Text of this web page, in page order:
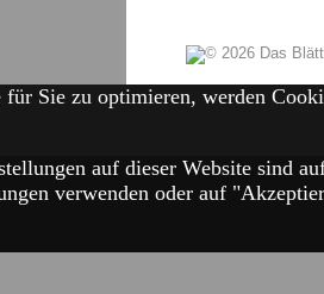
Sie zu optimieren, werden
auf dieser Website sind
verwenden oder auf